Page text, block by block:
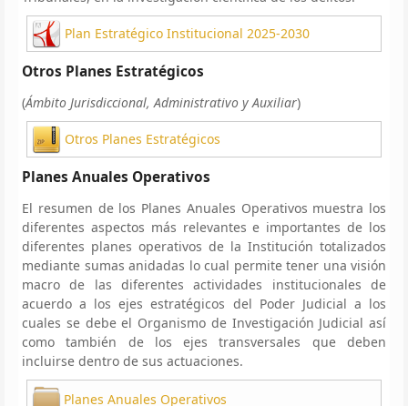
Plan Estratégico Institucional 2025-2030
Otros Planes Estratégicos
(Ámbito Jurisdiccional, Administrativo y Auxiliar)
Otros Planes Estratégicos
Planes Anuales Operativos
El resumen de los Planes Anuales Operativos muestra los
diferentes aspectos más relevantes e importantes de los
diferentes planes operativos de la Institución totalizados
mediante sumas anidadas lo cual permite tener una visión
macro de las diferentes actividades institucionales de
acuerdo a los ejes estratégicos del Poder Judicial a los
cuales se debe el Organismo de Investigación Judicial así
como también de los ejes transversales que deben
incluirse dentro de sus actuaciones.
Planes Anuales Operativos